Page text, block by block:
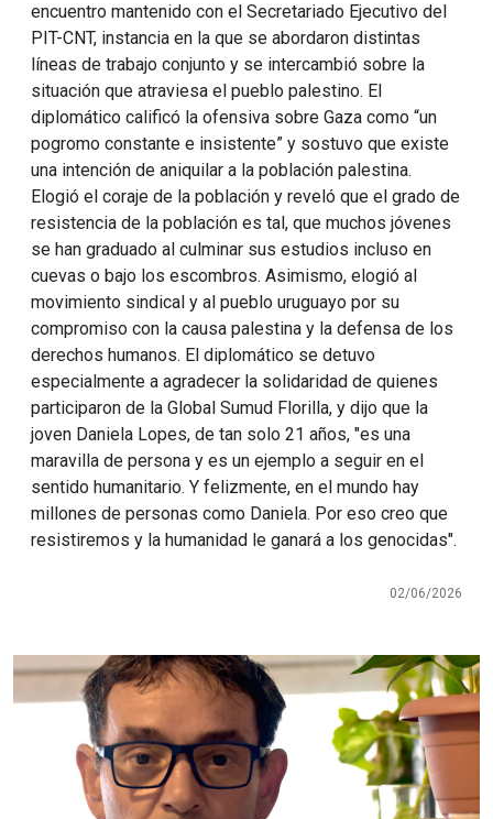
encuentro mantenido con el Secretariado Ejecutivo del
PIT-CNT, instancia en la que se abordaron distintas
líneas de trabajo conjunto y se intercambió sobre la
situación que atraviesa el pueblo palestino. El
diplomático calificó la ofensiva sobre Gaza como “un
pogromo constante e insistente” y sostuvo que existe
una intención de aniquilar a la población palestina.
Elogió el coraje de la población y reveló que el grado de
resistencia de la población es tal, que muchos jóvenes
se han graduado al culminar sus estudios incluso en
cuevas o bajo los escombros. Asimismo, elogió al
movimiento sindical y al pueblo uruguayo por su
compromiso con la causa palestina y la defensa de los
derechos humanos. El diplomático se detuvo
especialmente a agradecer la solidaridad de quienes
participaron de la Global Sumud Florilla, y dijo que la
joven Daniela Lopes, de tan solo 21 años, "es una
maravilla de persona y es un ejemplo a seguir en el
sentido humanitario. Y felizmente, en el mundo hay
millones de personas como Daniela. Por eso creo que
resistiremos y la humanidad le ganará a los genocidas".
02/06/2026
Imagen